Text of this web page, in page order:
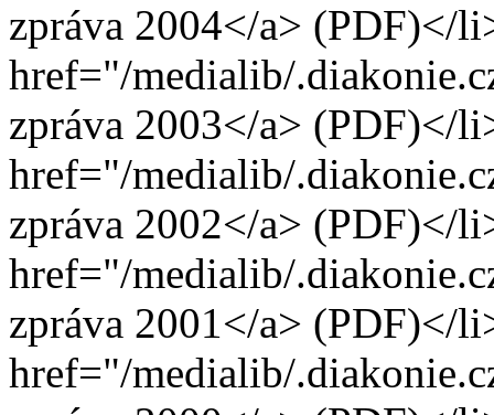
zpráva 2004</a> (PDF)</
href="/medialib/
zpráva 2003</a> (PDF)</
href="/medialib/
zpráva 2002</a> (PDF)</
href="/medialib/
zpráva 2001</a> (PDF)</
href="/medialib/